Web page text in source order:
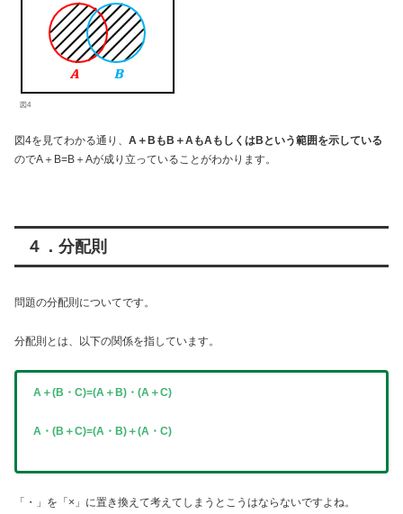
図4
図4を見てわかる通り、 A＋BもB＋AもAもしくはBという範囲を示している
のでA＋B=B＋Aが成り立っていることがわかります。
４．分配則
問題の分配則についてです。
分配則とは、以下の関係を指しています。
A＋(B・C)=(A＋B)・(A＋C)
A・(B＋C)=(A・B)＋(A・C)
「・」を「×」に置き換えて考えてしまうとこうはならないですよね。